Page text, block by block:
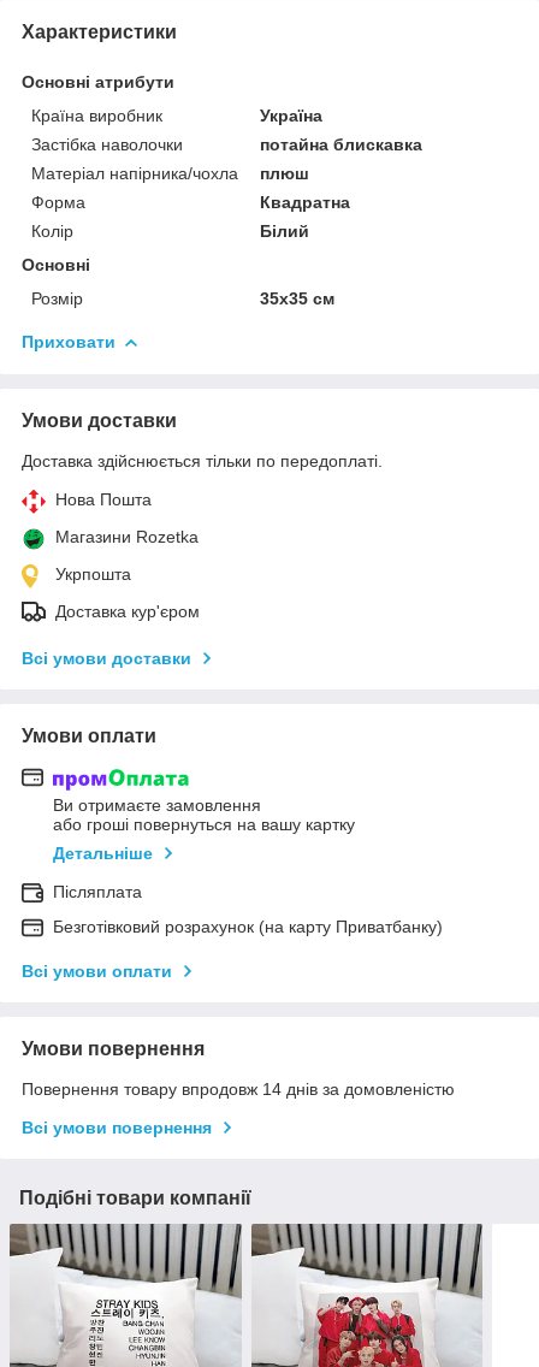
Характеристики
Основні атрибути
Країна виробник
Україна
Застібка наволочки
потайна блискавка
Матеріал напірника/чохла
плюш
Форма
Квадратна
Колір
Білий
Основні
Розмір
35x35 см
Приховати
Умови доставки
Доставка здійснюється тільки по передоплаті.
Нова Пошта
Магазини Rozetka
Укрпошта
Доставка кур'єром
Всі умови доставки
Умови оплати
Ви отримаєте замовлення
або гроші повернуться на вашу картку
Детальніше
Післяплата
Безготівковий розрахунок (на карту Приватбанку)
Всі умови оплати
Умови повернення
Повернення товару впродовж 14 днів за домовленістю
Всі умови повернення
Подібні товари компанії